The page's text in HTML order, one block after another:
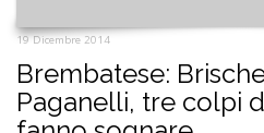
19 Dicembre 2014
Brembatese:
Paganelli, tre colpi